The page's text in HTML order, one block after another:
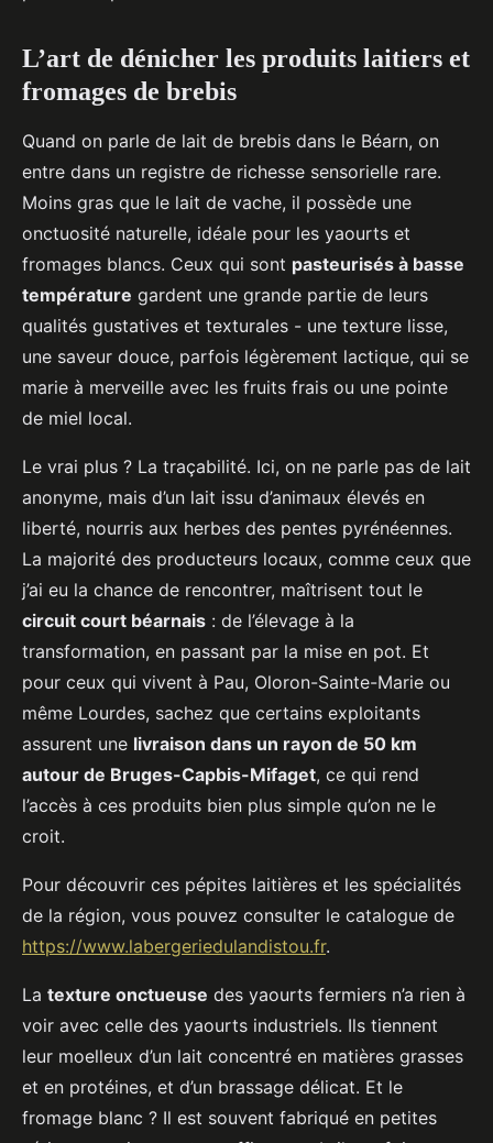
L’art de dénicher les produits laitiers et
fromages de brebis
Quand on parle de lait de brebis dans le Béarn, on
entre dans un registre de richesse sensorielle rare.
Moins gras que le lait de vache, il possède une
onctuosité naturelle, idéale pour les yaourts et
fromages blancs. Ceux qui sont pasteurisés à basse
température gardent une grande partie de leurs
qualités gustatives et texturales - une texture lisse,
une saveur douce, parfois légèrement lactique, qui se
marie à merveille avec les fruits frais ou une pointe
de miel local.
Le vrai plus ? La traçabilité. Ici, on ne parle pas de lait
anonyme, mais d’un lait issu d’animaux élevés en
liberté, nourris aux herbes des pentes pyrénéennes.
La majorité des producteurs locaux, comme ceux que
j’ai eu la chance de rencontrer, maîtrisent tout le
circuit court béarnais : de l’élevage à la
transformation, en passant par la mise en pot. Et
pour ceux qui vivent à Pau, Oloron-Sainte-Marie ou
même Lourdes, sachez que certains exploitants
assurent une livraison dans un rayon de 50 km
autour de Bruges-Capbis-Mifaget, ce qui rend
l’accès à ces produits bien plus simple qu’on ne le
croit.
Pour découvrir ces pépites laitières et les spécialités
de la région, vous pouvez consulter le catalogue de
https://www.labergeriedulandistou.fr.
La texture onctueuse des yaourts fermiers n’a rien à
voir avec celle des yaourts industriels. Ils tiennent
leur moelleux d’un lait concentré en matières grasses
et en protéines, et d’un brassage délicat. Et le
fromage blanc ? Il est souvent fabriqué en petites